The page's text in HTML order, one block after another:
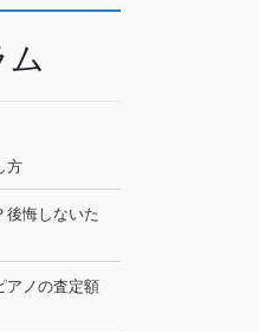
ム
方
後悔しないた
アノの査定額